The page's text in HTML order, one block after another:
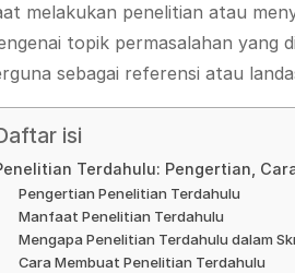
melakukan penelitian atau
topik permasalahan yang
sebagai referensi atau
isi
Terdahulu: Pengertian,
Pengertian Penelitian Terdahulu
Manfaat Penelitian Terdahulu
Mengapa Penelitian Terdahulu dalam
Cara Membuat Penelitian Terdahulu